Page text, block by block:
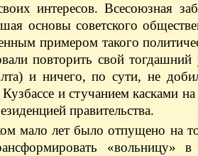
интересов. Всесоюзная
основы советского
примером такого
повторить свой
и ничего, по сути, не
и стучанием касками
правительства.
мало лет было отпущено на
«вольницу»